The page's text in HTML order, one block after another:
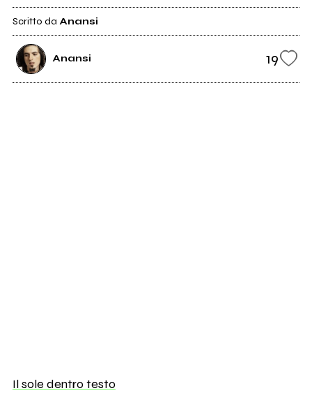
Scritto da Anansi
Anansi 19
Il sole dentro testo